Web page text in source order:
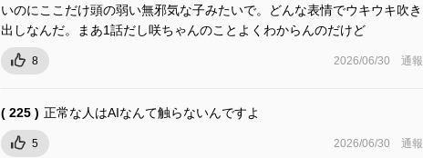
いのにここだけ頭の弱い無邪気な子みたいで。どんな表情でウキウキ吹き
出しなんだ。まあ1話だし咲ちゃんのことよくわからんのだけど
8 2026/06/30 通報
( 225 ) 正常な人はAIなんて触らないんですよ
5 2026/06/30 通報